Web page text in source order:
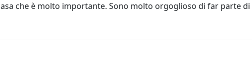
che è molto importante. Sono molto orgoglioso di far parte di